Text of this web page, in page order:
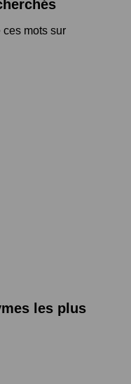
ces mots sur
les plus